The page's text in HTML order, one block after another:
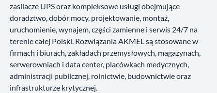
zasilacze UPS oraz kompleksowe usługi obejmujące
doradztwo, dobór mocy, projektowanie, montaż,
uruchomienie, wynajem, części zamienne i serwis 24/7 na
terenie całej Polski. Rozwiązania AKMEL są stosowane w
firmach i biurach, zakładach przemysłowych, magazynach,
serwerowniach i data center, placówkach medycznych,
administracji publicznej, rolnictwie, budownictwie oraz
infrastrukturze krytycznej.